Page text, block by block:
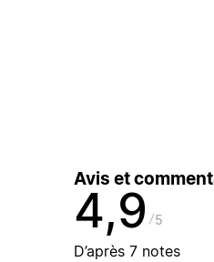
Avis et
4,9 5
D’après 7 notes